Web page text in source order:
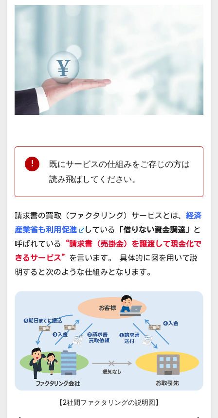
既にサービスの仕組みをご存じの方は
読み飛ばしてください。
請求書の買取（ファクタリング）サービスとは、 経済
産業省も利用促進
している 「借りない資金調達」
と
呼ばれている
“請求書（売掛金）を譲渡して現金化で
きるサービス” を言います。 具体的に図を用いて説
明すると次のような仕組みとなります。
【2社間ファクタリングの説明図】